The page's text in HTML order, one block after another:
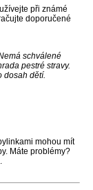
při známé
doporučené
schválené
pestré stravy.
dosah dětí.
mohou mít
Máte problémy?